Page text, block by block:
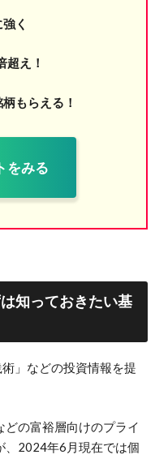
く
超え！
もらえる！
をみる
知っておきたい基
」などの投資情報を提
どの富裕層向けのプライ
、2024年6月現在では個